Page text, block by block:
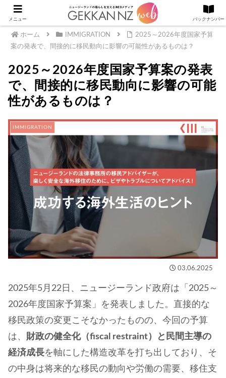
ホーム IMMIGRATION
2025～2026年度国家予算
案の発表で、間接的に移民動向に影響の可能性があるものは？
2025～2026年度国家予算案の発表
で、間接的に移民動向に影響の可能
性があるものは？
IMMIGRATION
03.06.2025
2025年5月22日、ニュージーランド政府は「2025～
2026年度国家予算案」を発表しました。直接的な
移民政策の変更こそなかったものの、今回の予算
は、 財政の健全化（fiscal restraint）と民間主導の
経済成長を軸にした構造改革を打ち出しており、そ
の中身は将来的な移民の動向や労働の需要、移住支
メニュー バックナンバー